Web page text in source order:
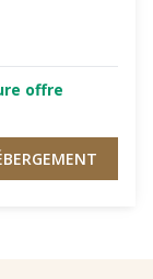
offre